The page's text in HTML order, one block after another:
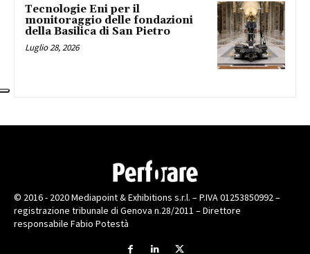
Tecnologie Eni per il
monitoraggio delle fondazioni
della Basilica di San Pietro
Luglio 28, 2026
© 2016 - 2020 Mediapoint & Exhibitions s.r.l. – P.IVA 01253850992 –
registrazione tribunale di Genova n.28/2011 – Direttore
responsabile Fabio Potestà